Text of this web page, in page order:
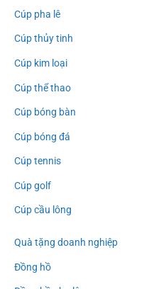
Cúp pha lê
Cúp thủy tinh
Cúp kim loại
Cúp thể thao
Cúp bóng bàn
Cúp bóng đá
Cúp tennis
Cúp golf
Cúp cầu lông
Quà tặng doanh nghiệp
Đồng hồ